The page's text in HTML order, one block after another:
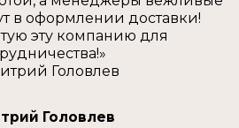
в оформлении доставки!
эту компанию для
Головлев